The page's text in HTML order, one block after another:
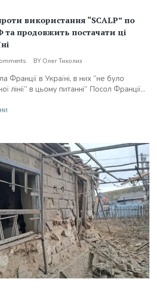
використання “SCALP” по
та продовжить постачати ці
BY Олег Тихолиз
Франції в Україні, в них “не було
лінії” в цьому питанні” Посол Франції...